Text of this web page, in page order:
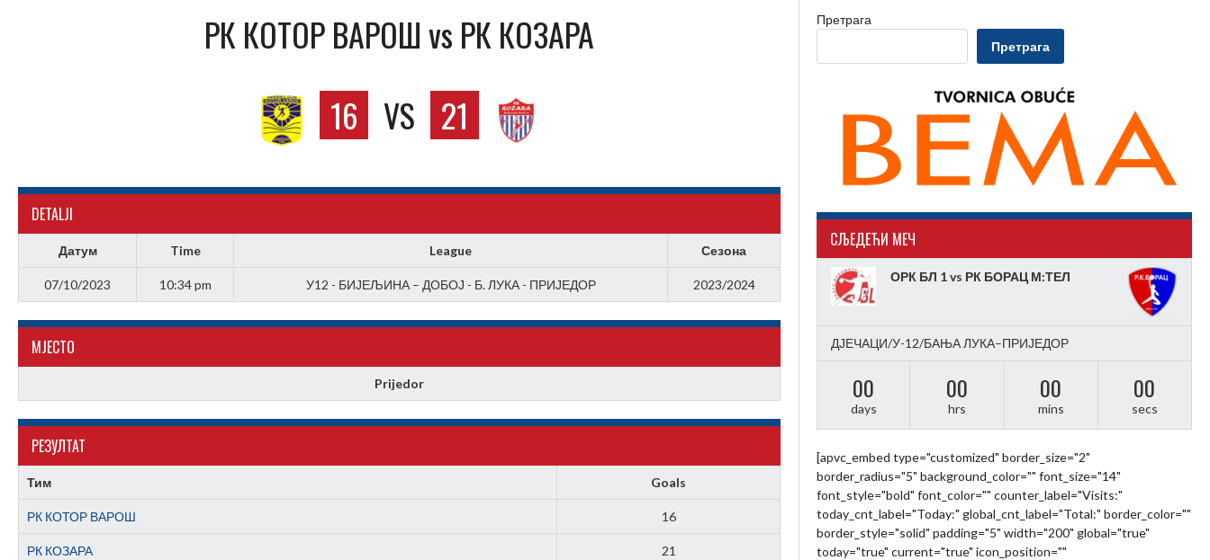
РК КОТОР ВАРОШ vs РК КОЗАРА
16 VS 21
DETALJI
Датум Time League Сезона
07/10/2023 10:34 pm У12 - БИЈЕЉИНА – ДОБОЈ - Б. ЛУКА - ПРИЈЕДОР 2023/2024
МJЕСТО
Prijedor
РЕЗУЛТАТ
Тим Goals
РК КОТОР ВАРОШ 16
РК КОЗАРА 21
Претрага
Претрага
CЉЕДЕЋИ МЕЧ
ОРК БЛ 1 vs РК БОРАЦ М:ТЕЛ
ДЈЕЧАЦИ/У-12/БАЊА ЛУКА–ПРИЈЕДОР
00
days
00
hrs
00
mins
00
secs
[apvc_embed type="customized" border_size="2"
border_radius="5" background_color="" font_size="14"
font_style="bold" font_color="" counter_label="Visits:"
today_cnt_label="Today:" global_cnt_label="Total:" border_color=""
border_style="solid" padding="5" width="200" global="true"
today="true" current="true" icon_position=""